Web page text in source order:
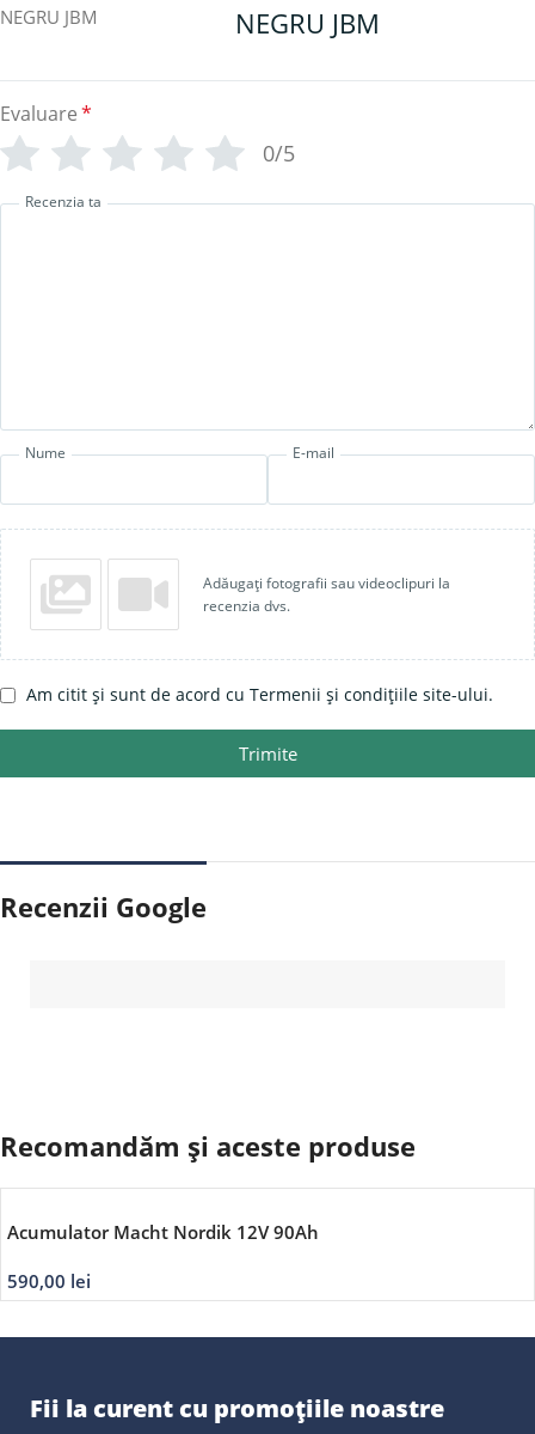
NEGRU JBM
Evaluare*
0/5
Recenzia ta
Nume E-mail
Adăugați fotografii sau videoclipuri la
recenzia dvs.
Am citit și sunt de acord cu Termenii și condițiile site-ului.
Trimite
Recenzii Google
Recomandăm și aceste produse
Acumulator Macht Nordik 12V 90Ah
590,00 lei
Fii la curent cu promoțiile noastre